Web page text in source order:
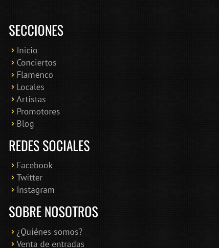
SECCIONES
Inicio
Conciertos
Flamenco
Locales
Artistas
Promotores
Blog
REDES SOCIALES
Facebook
Twitter
Instagram
SOBRE NOSOTROS
¿Quiénes somos?
Venta de entradas